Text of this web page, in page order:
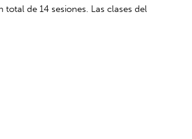
de 14 sesiones. Las clases del